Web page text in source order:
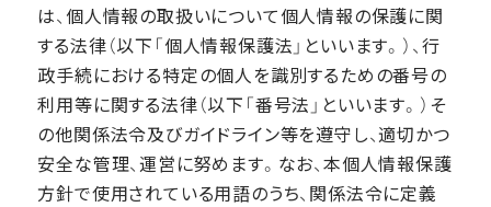
は、個人情報の取扱いについて個人情報の保護に関
する法律（以下「個人情報保護法」といいます。）、行
政手続における特定の個人を識別するための番号の
利用等に関する法律（以下「番号法」といいます。）そ
の他関係法令及びガイドライン等を遵守し、適切かつ
安全な管理、運営に努めます。なお、本個人情報保護
方針で使用されている用語のうち、関係法令に定義